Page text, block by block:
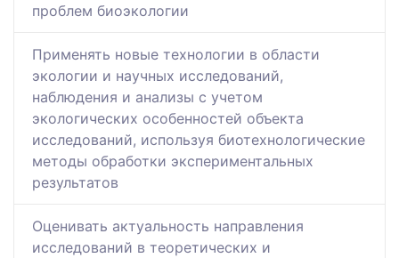
проблем биоэкологии
Применять новые технологии в области
экологии и научных исследований,
наблюдения и анализы с учетом
экологических особенностей объекта
исследований, используя биотехнологические
методы обработки экспериментальных
результатов
Оценивать актуальность направления
исследований в теоретических и